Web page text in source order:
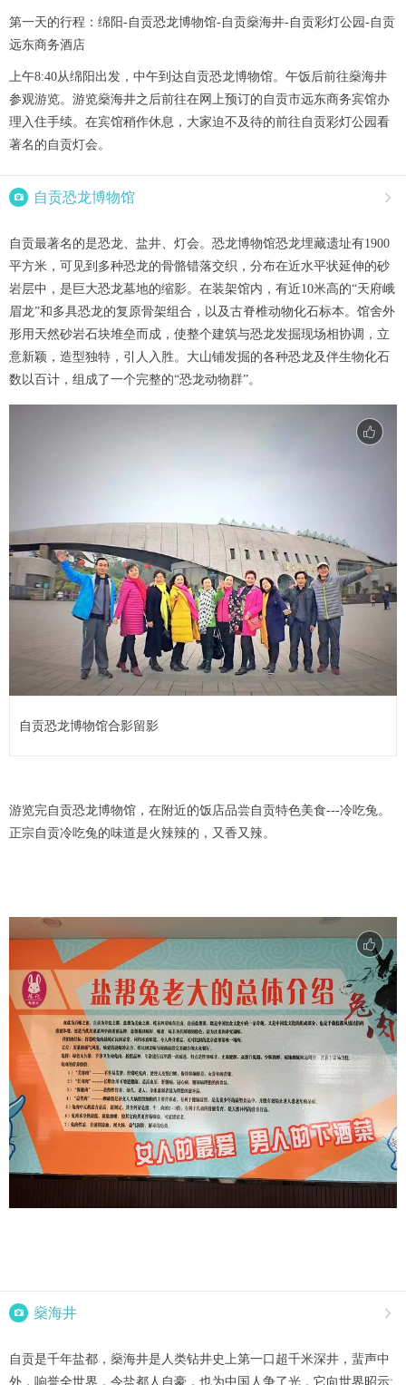
第一天的行程：绵阳-自贡恐龙博物馆-自贡燊海井-自贡彩灯公园-自贡
远东商务酒店
上午8:40从绵阳出发，中午到达自贡恐龙博物馆。午饭后前往燊海井
参观游览。游览燊海井之后前往在网上预订的自贡市远东商务宾馆办
理入住手续。在宾馆稍作休息，大家迫不及待的前往自贡彩灯公园看
著名的自贡灯会。
 自贡恐龙博物馆 
自贡最著名的是恐龙、盐井、灯会。恐龙博物馆恐龙埋藏遗址有1900
平方米，可见到多种恐龙的骨骼错落交织，分布在近水平状延伸的砂
岩层中，是巨大恐龙墓地的缩影。在装架馆内，有近10米高的“天府峨
眉龙”和多具恐龙的复原骨架组合，以及古脊椎动物化石标本。馆舍外
形用天然砂岩石块堆垒而成，使整个建筑与恐龙发掘现场相协调，立
意新颖，造型独特，引人入胜。大山铺发掘的各种恐龙及伴生物化石
数以百计，组成了一个完整的“恐龙动物群”。
自贡恐龙博物馆合影留影
游览完自贡恐龙博物馆，在附近的饭店品尝自贡特色美食---冷吃兔。
正宗自贡冷吃兔的味道是火辣辣的，又香又辣。
 燊海井 
自贡是千年盐都，燊海井是人类钻井史上第一口超千米深井，蜚声中
外，响誉全世界，令盐都人自豪，也为中国人争了光，它向世界昭示: